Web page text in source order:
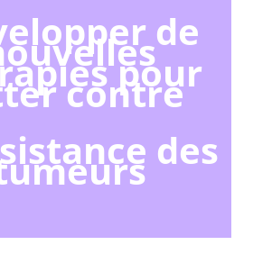
de
pour
contre
des